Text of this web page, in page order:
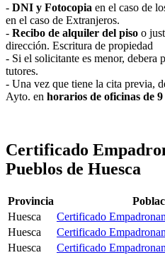
- DNI y Fotocopia en el caso de
en el caso de Extranjeros.
- Recibo de alquiler del piso o
dirección. Escritura de propiedad
- Si el solicitante es menor, debera
tutores.
- Una vez que tiene la cita previa,
Ayto. en horarios de oficinas de
Certificado
Pueblos de Huesca
Provincia
Huesca
Certificado
Huesca
Certificado
Huesca
Certificado